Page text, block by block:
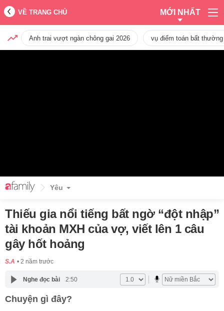
VỀ TRANG CHỦ MỚI NHẤT
Anh trai vượt ngàn chông gai 2026 vụ điểm toán bất
Yêu
Thiếu gia nổi tiếng bất ngờ “đột nhập”
tài khoản MXH của vợ, viết lên 1 câu
gây hốt hoảng
S.A 2 năm trước
Nghe đọc bài 2:50
Chuyện gì đây?